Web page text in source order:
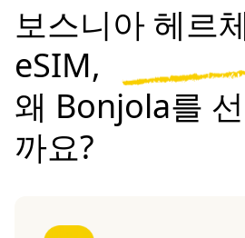
보스니아 헤르
eSIM,
왜 Bonjola를
까요?